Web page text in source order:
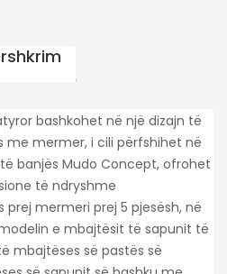
bashkohet në një dizajn të
me mermer, i cili përfshihet në
banjës Mudo Concept, ofrohet
të ndryshme
prej mermeri prej 5 pjesësh, në
e mbajtësit të sapunit të
mbajtëses së pastës së